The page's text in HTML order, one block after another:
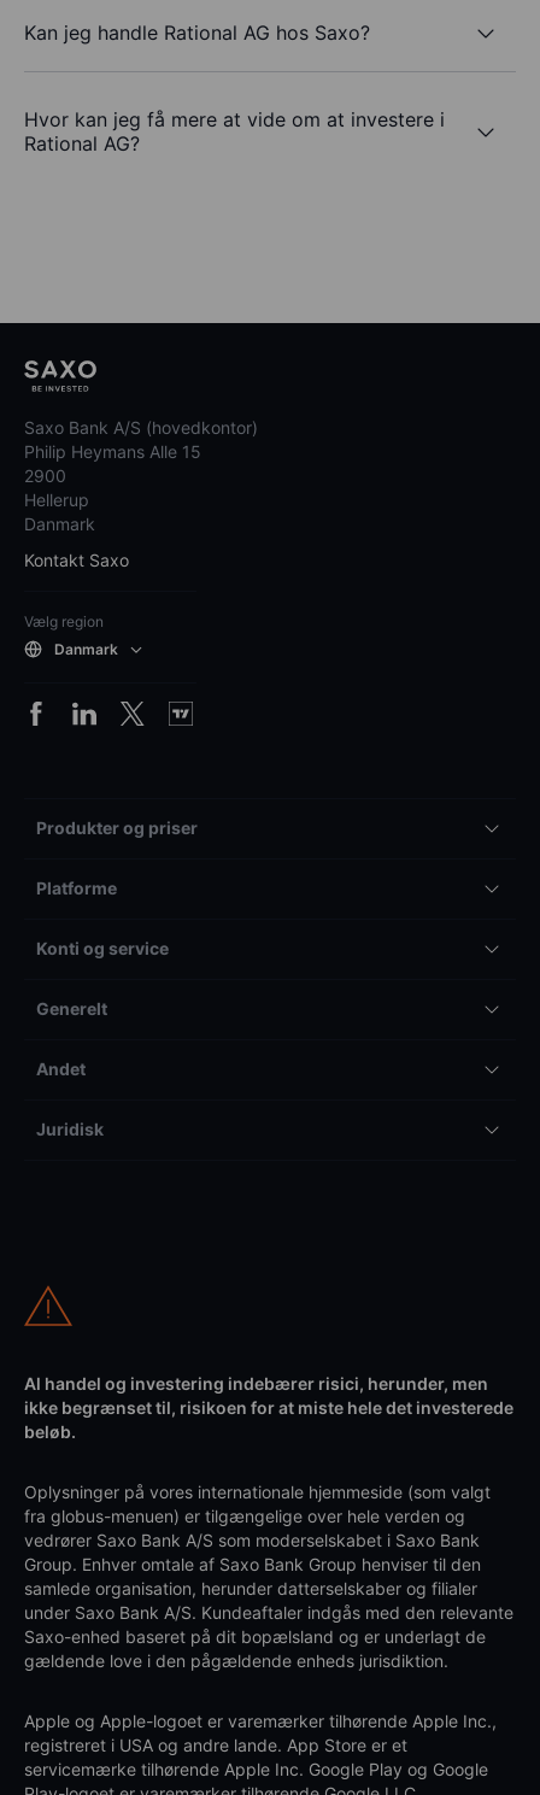
Kan jeg handle Rational AG hos Saxo?
Hvor kan jeg få mere at vide om at investere i
Rational AG?
Saxo Bank A/S (hovedkontor)
Philip Heymans Alle 15
2900
Hellerup
Danmark
Kontakt Saxo
Vælg region
Danmark
Produkter og priser
Platforme
Konti og service
Generelt
Andet
Juridisk
Al handel og investering indebærer risici, herunder, men
ikke begrænset til, risikoen for at miste hele det investerede
beløb.
Oplysninger på vores internationale hjemmeside (som valgt
fra globus-menuen) er tilgængelige over hele verden og
vedrører Saxo Bank A/S som moderselskabet i Saxo Bank
Group. Enhver omtale af Saxo Bank Group henviser til den
samlede organisation, herunder datterselskaber og filialer
under Saxo Bank A/S. Kundeaftaler indgås med den relevante
Saxo-enhed baseret på dit bopælsland og er underlagt de
gældende love i den pågældende enheds jurisdiktion.
Apple og Apple-logoet er varemærker tilhørende Apple Inc.,
registreret i USA og andre lande. App Store er et
servicemærke tilhørende Apple Inc. Google Play og Google